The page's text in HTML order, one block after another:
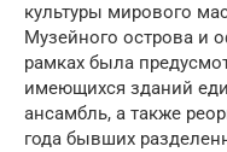
культуры мирового
Музейного острова и
рамках была
имеющихся зданий
ансамбль, а также
года бывших